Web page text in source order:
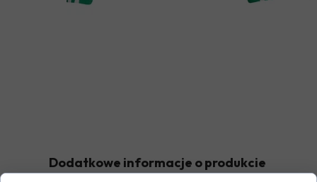
Dodatkowe informacje o produkcie